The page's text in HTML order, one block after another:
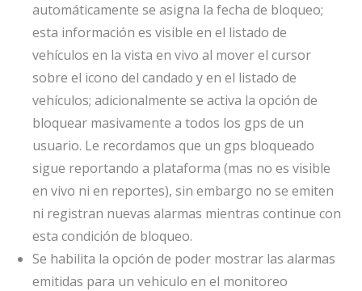
automáticamente se asigna la fecha de bloqueo;
esta información es visible en el listado de
vehículos en la vista en vivo al mover el cursor
sobre el icono del candado y en el listado de
vehículos; adicionalmente se activa la opción de
bloquear masivamente a todos los gps de un
usuario. Le recordamos que un gps bloqueado
sigue reportando a plataforma (mas no es visible
en vivo ni en reportes), sin embargo no se emiten
ni registran nuevas alarmas mientras continue con
esta condición de bloqueo.
Se habilita la opción de poder mostrar las alarmas
emitidas para un vehiculo en el monitoreo